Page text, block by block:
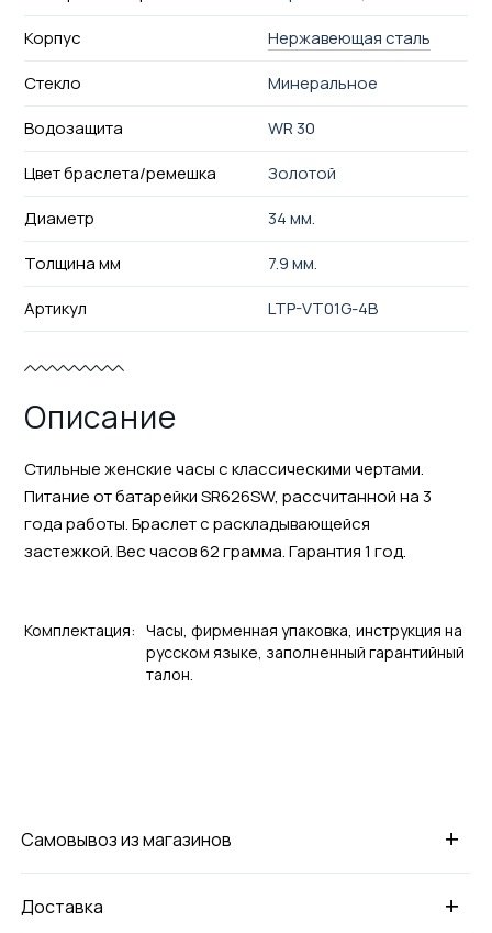
Корпус
Нержавеющая сталь
Стекло
Минеральное
Водозащита
WR 30
Цвет браслета/ремешка
Золотой
Диаметр
34 мм.
Толщина мм
7.9 мм.
Артикул
LTP-VT01G-4B
Описание
Стильные женские часы с классическими чертами.
Питание от батарейки SR626SW, рассчитанной на 3
года работы. Браслет с раскладывающейся
застежкой. Вес часов 62 грамма. Гарантия 1 год.
Комплектация: Часы, фирменная упаковка, инструкция на
русском языке, заполненный гарантийный
талон.
+
Самовывоз из магазинов
+
Доставка